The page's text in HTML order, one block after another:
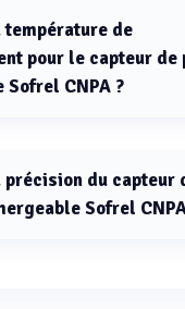
de
pour le capteur de
CNPA ?
du capteur
Sofrel